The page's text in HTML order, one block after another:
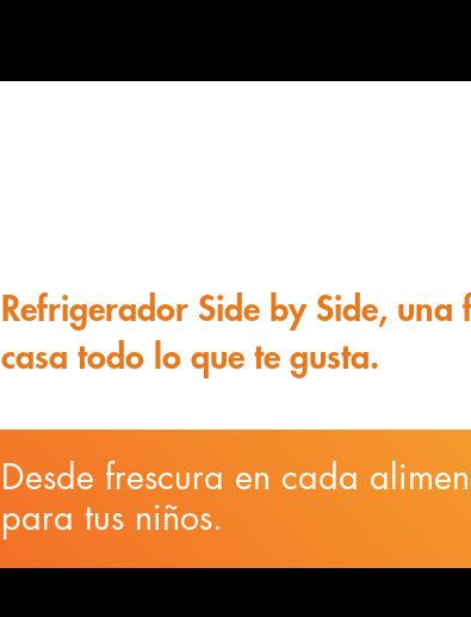
Refrigerador Side by Side,
casa todo lo que te gusta.
Desde frescura en cada
para tus niños.